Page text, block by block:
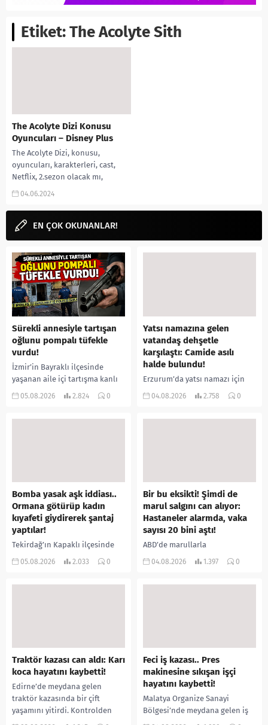
Etiket:The Acolyte Sith
The Acolyte Dizi Konusu
Oyuncuları – Disney Plus
The Acolyte Dizi, konusu,
oyuncuları, karakterleri, cast,
Netflix, 2.sezon olacak mı,
fragmanı, izle gibi aramalarınıza
5 Haziran...
04.06.2024
EN ÇOK OKUNANLAR!
Sürekli annesiyle tartışan
oğlunu pompalı tüfekle
vurdu!
İzmir’in Bayraklı ilçesinde
yaşanan aile içi tartışma kanlı
bitti. İddiaya göre, uzun süredir
05.08.2026 2.824 0
Yatsı namazına gelen
vatandaş dehşetle
karşılaştı: Camide asılı
halde bulundu!
Erzurum’da yatsı namazı için
camiye gelen bir vatandaş,
04.08.2026 2.758 0
Bomba yasak aşk iddiası..
Ormana götürüp kadın
kıyafeti giydirerek şantaj
yaptılar!
Tekirdağ’ın Kapaklı ilçesinde
bir kişiyi, arkadaşının eşiyle
05.08.2026 2.033 0
Bir bu eksikti! Şimdi de
marul salgını can alıyor:
Hastaneler alarmda, vaka
sayısı 20 bini aştı!
ABD’de marullarla
ilişkilendirilen siklospora
04.08.2026 1.397 0
Traktör kazası can aldı: Karı
koca hayatını kaybetti!
Edirne’de meydana gelen
traktör kazasında bir çift
yaşamını yitirdi. Kontrolden
çıkarak devrilen traktörün
Feci iş kazası.. Pres
makinesine sıkışan işçi
hayatını kaybetti!
Malatya Organize Sanayi
Bölgesi’nde meydana gelen iş
kazasında, pres makinesine